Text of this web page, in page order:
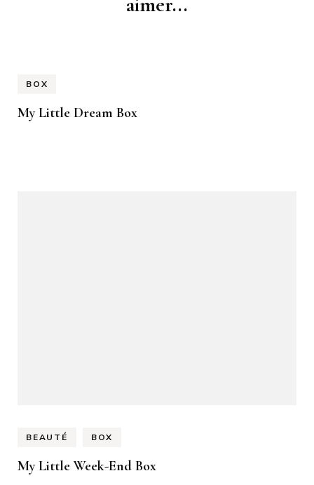
BOX
My Little Dream Box
BEAUTÉ BOX
My Little Week-End Box